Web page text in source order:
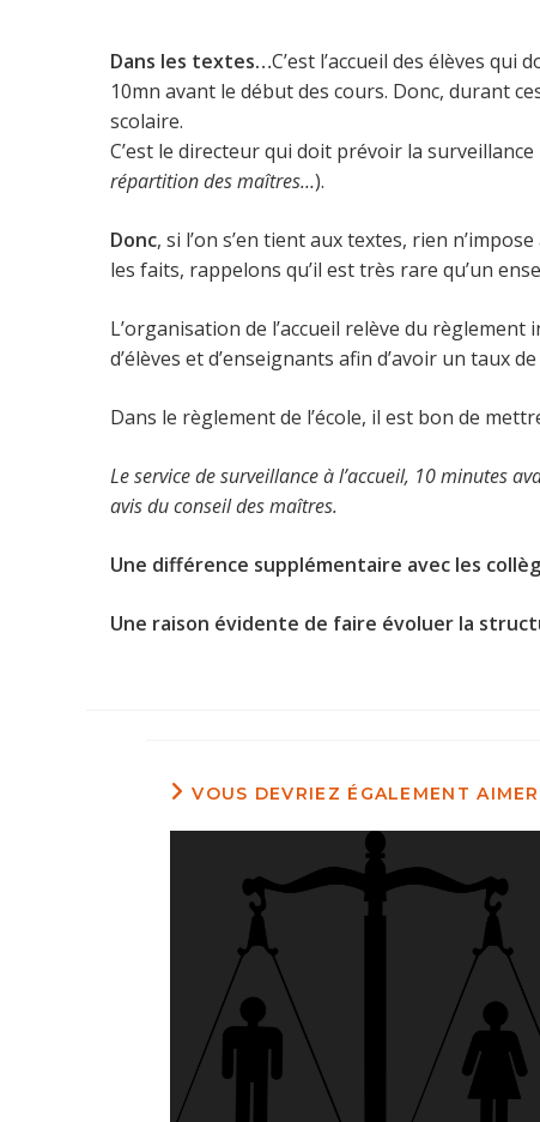
Dans les textes…C’est l’accueil des élèves
10mn avant le début des cours. Donc, durant
scolaire.
C’est le directeur qui doit prévoir la
répartition des maîtres…).
Donc, si l’on s’en tient aux textes, rien
les faits, rappelons qu’il est très rare qu’un
L’organisation de l’accueil relève du
d’élèves et d’enseignants afin d’avoir un taux
Dans le règlement de l’école, il est bon de
Le service de surveillance à l’accueil, 10 minutes
avis du conseil des maîtres.
Une différence supplémentaire avec les
Une raison évidente de faire évoluer la
VOUS DEVRIEZ ÉGALEMENT AIMER